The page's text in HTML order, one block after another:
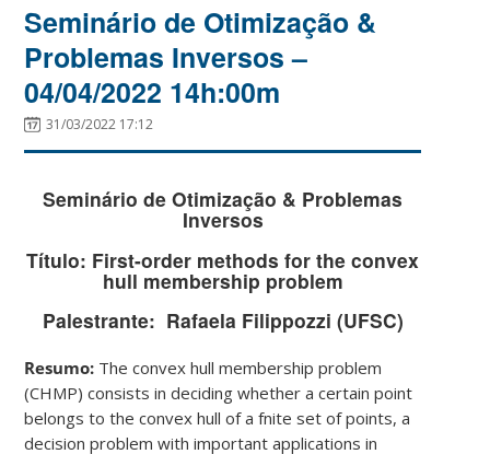
Seminário de Otimização &
Problemas Inversos –
04/04/2022 14h:00m
31/03/2022 17:12
Seminário de Otimização & Problemas
Inversos
Título: First-order methods for the convex
hull membership problem
Palestrante: Rafaela Filippozzi (UFSC)
Resumo: The convex hull membership problem
(CHMP) consists in deciding whether a certain point
belongs to the convex hull of a fnite set of points, a
decision problem with important applications in